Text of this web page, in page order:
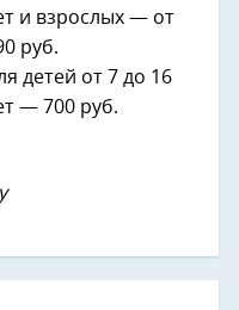
и взрослых — от
руб.
детей от 7 до 16
— 700 руб.